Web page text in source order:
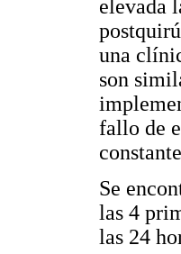
elevada
una
son
fallo de
Se
las 4
las 24